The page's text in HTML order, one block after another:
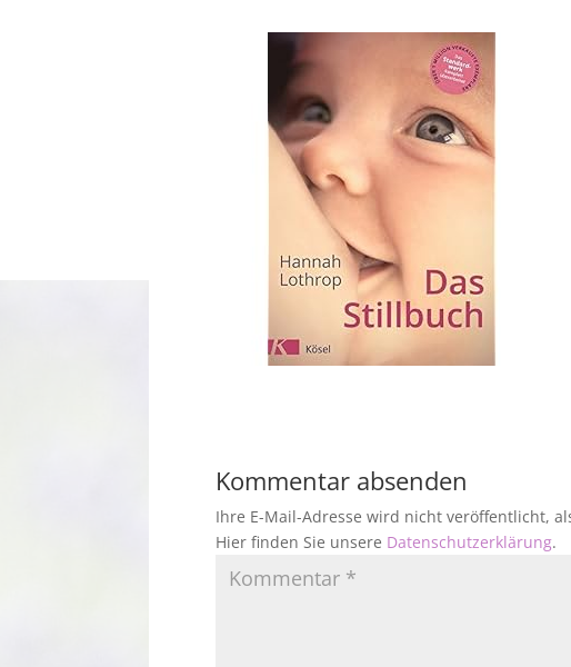
Kommentar absenden
Ihre E-Mail-Adresse wird nicht veröffentlicht,
Hier finden Sie unsere Datenschutzerklärung.